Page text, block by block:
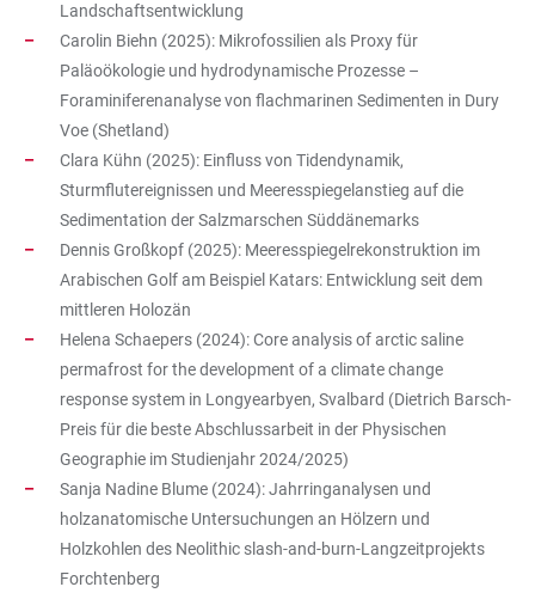
Landschaftsentwicklung
Carolin Biehn (2025): Mikrofossilien als Proxy für
Paläoökologie und hydrodynamische Prozesse –
Foraminiferenanalyse von flachmarinen Sedimenten in Dury
Voe (Shetland)
Clara Kühn (2025): Einfluss von Tidendynamik,
Sturmflutereignissen und Meeresspiegelanstieg auf die
Sedimentation der Salzmarschen Süddänemarks
Dennis Großkopf (2025): Meeresspiegelrekonstruktion im
Arabischen Golf am Beispiel Katars: Entwicklung seit dem
mittleren Holozän
Helena Schaepers (2024): Core analysis of arctic saline
permafrost for the development of a climate change
response system in Longyearbyen, Svalbard (Dietrich Barsch-
Preis für die beste Abschlussarbeit in der Physischen
Geographie im Studienjahr 2024/2025)
Sanja Nadine Blume (2024): Jahrringanalysen und
holzanatomische Untersuchungen an Hölzern und
Holzkohlen des Neolithic slash-and-burn-Langzeitprojekts
Forchtenberg